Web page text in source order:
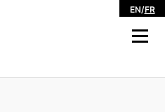
EN/FR